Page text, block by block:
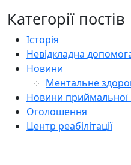
Категорії постів
Історія
Невідкладна
Новини
Ментальне
Новини приймальної
Оголошення
Центр реабілітації